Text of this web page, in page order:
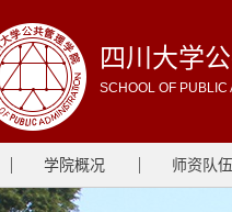
四川大学
SCHOOL OF PUBLIC
学院概况 师资队伍